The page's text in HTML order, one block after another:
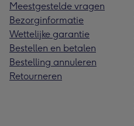
Meestgestelde vragen
Bezorginformatie
Wettelijke garantie
Bestellen en betalen
Bestelling annuleren
Retourneren